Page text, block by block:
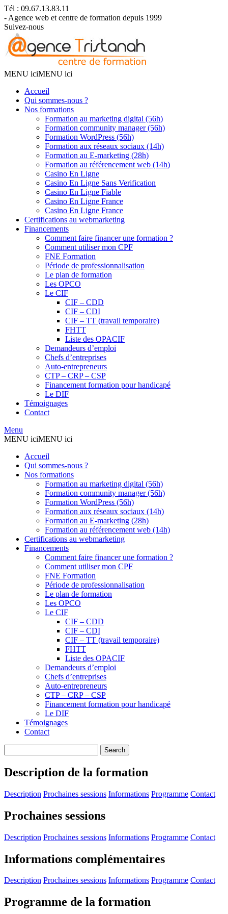
Tél : 09.67.13.83.11
- Agence web et centre de formation depuis 1999
Suivez-nous
MENU iciMENU ici
Accueil
Qui sommes-nous ?
Nos formations
Formation au marketing digital (56h)
Formation community manager (56h)
Formation WordPress (56h)
Formation aux réseaux sociaux (14h)
Formation au E-marketing (28h)
Formation au référencement web (14h)
Casino En Ligne
Casino En Ligne Sans Verification
Casino En Ligne Fiable
Casino En Ligne France
Casino En Ligne France
Certifications au webmarketing
Financements
Comment faire financer une formation ?
Comment utiliser mon CPF
FNE Formation
Période de professionnalisation
Le plan de formation
Les OPCO
Le CIF
CIF – CDD
CIF – CDI
CIF – TT (travail temporaire)
FHTT
Liste des OPACIF
Demandeurs d’emploi
Chefs d’entreprises
Auto-entrepreneurs
CTP – CRP – CSP
Financement formation pour handicapé
Le DIF
Témoignages
Contact
Menu
MENU iciMENU ici
Accueil
Qui sommes-nous ?
Nos formations
Formation au marketing digital (56h)
Formation community manager (56h)
Formation WordPress (56h)
Formation aux réseaux sociaux (14h)
Formation au E-marketing (28h)
Formation au référencement web (14h)
Certifications au webmarketing
Financements
Comment faire financer une formation ?
Comment utiliser mon CPF
FNE Formation
Période de professionnalisation
Le plan de formation
Les OPCO
Le CIF
CIF – CDD
CIF – CDI
CIF – TT (travail temporaire)
FHTT
Liste des OPACIF
Demandeurs d’emploi
Chefs d’entreprises
Auto-entrepreneurs
CTP – CRP – CSP
Financement formation pour handicapé
Le DIF
Témoignages
Contact
Description de la formation
Description Prochaines sessions Informations Programme Contact
Prochaines sessions
Description Prochaines sessions Informations Programme Contact
Informations complémentaires
Description Prochaines sessions Informations Programme Contact
Programme de la formation